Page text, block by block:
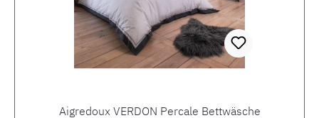
Aigredoux VERDON Percale Bettwäsche